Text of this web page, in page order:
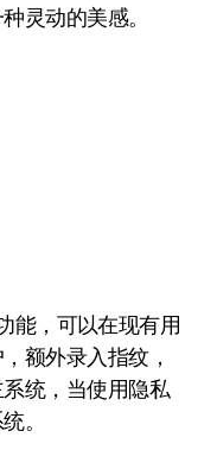
灵动的美感。
能，可以在现有用
额外录入指纹，
统，当使用隐私
。